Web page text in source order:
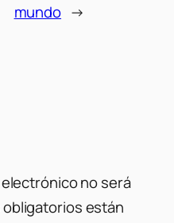
mundo →
no será
obligatorios están